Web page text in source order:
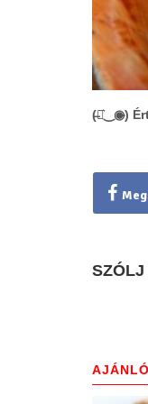
(̶◉͛‿◉̶)
SZÓLJ
AJÁNLÓ